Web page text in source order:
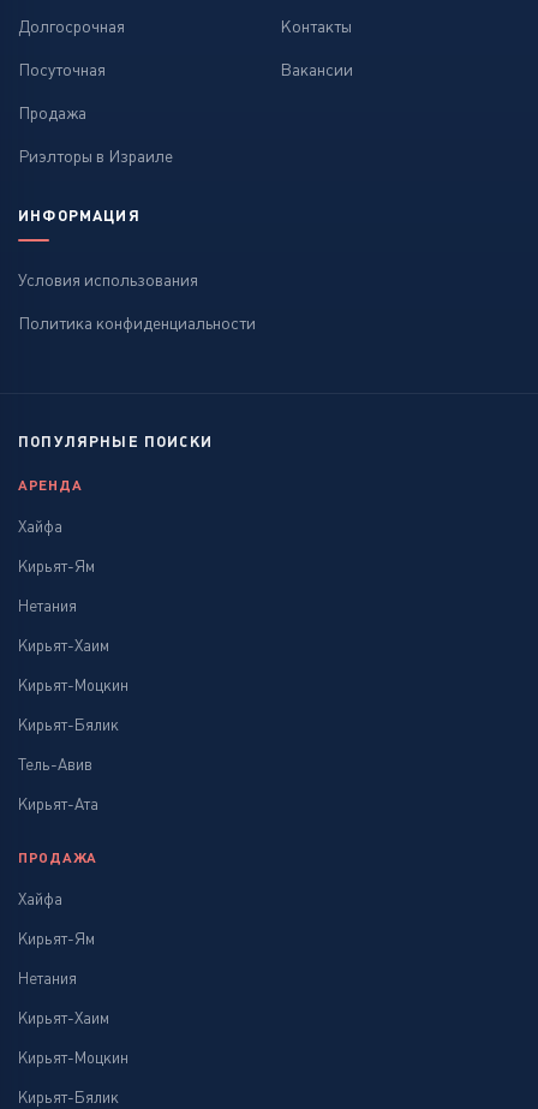
Долгосрочная
Посуточная
Продажа
Риэлторы в Израиле
Контакты
Вакансии
ИНФОРМАЦИЯ
Условия использования
Политика конфиденциальности
ПОПУЛЯРНЫЕ ПОИСКИ
АРЕНДА
Хайфа
Кирьят-Ям
Нетания
Кирьят-Хаим
Кирьят-Моцкин
Кирьят-Бялик
Тель-Авив
Кирьят-Ата
ПРОДАЖА
Хайфа
Кирьят-Ям
Нетания
Кирьят-Хаим
Кирьят-Моцкин
Кирьят-Бялик